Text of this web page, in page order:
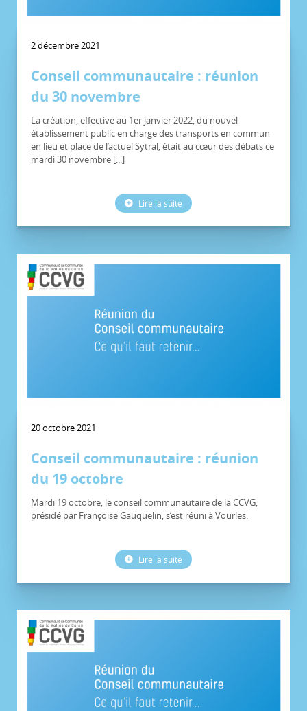
2 décembre 2021
Conseil communautaire : réunion
du 30 novembre
La création, effective au 1er janvier 2022, du nouvel
établissement public en charge des transports en commun
en lieu et place de l’actuel Sytral, était au cœur des débats ce
mardi 30 novembre [...]
Lire la suite
20 octobre 2021
Conseil communautaire : réunion
du 19 octobre
Mardi 19 octobre, le conseil communautaire de la CCVG,
présidé par Françoise Gauquelin, s’est réuni à Vourles.
Lire la suite